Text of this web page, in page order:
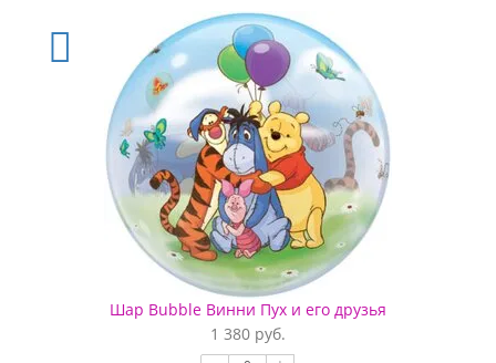
Шар Bubble Винни Пух и его друзья
1 380 руб.